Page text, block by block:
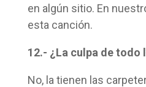
en algún sitio. En
esta canción.
12.- ¿La culpa de todo
No, la tienen las